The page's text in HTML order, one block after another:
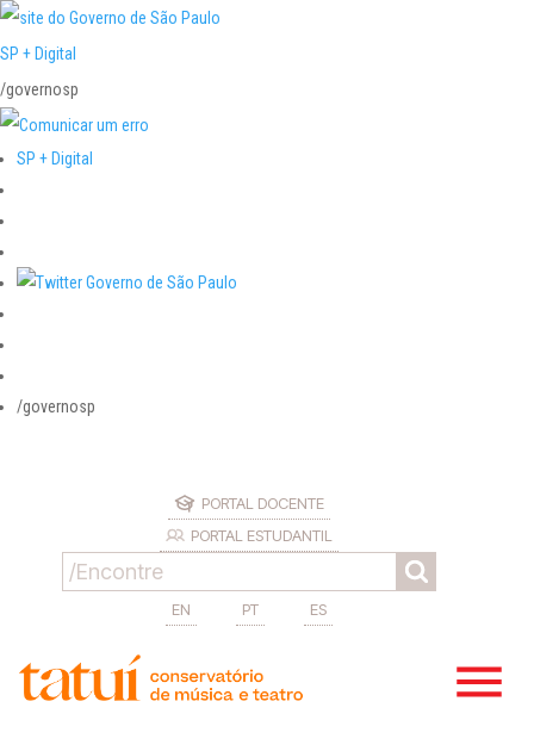
SP + Digital
/governosp
SP + Digital
/governosp
PORTAL DOCENTE
PORTAL ESTUDANTIL
EN PT ES